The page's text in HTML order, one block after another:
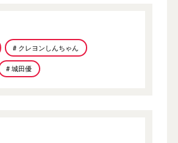
# クレヨンしんちゃん
# 城田優